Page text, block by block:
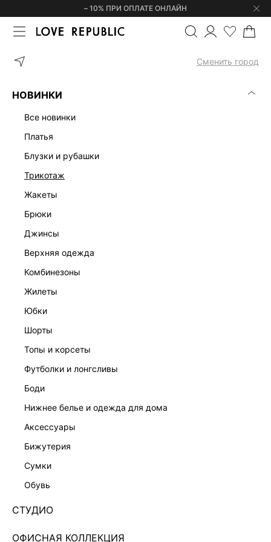
– 10% ПРИ ОПЛАТЕ ОНЛАЙН
Сменить город
НОВИНКИ
все новинки
платья
блузки и рубашки
трикотаж
жакеты
брюки
джинсы
верхняя одежда
комбинезоны
жилеты
юбки
шорты
топы и корсеты
футболки и лонгсливы
боди
нижнее белье и одежда для дома
аксессуары
бижутерия
сумки
обувь
СТУДИО
ОФИСНАЯ КОЛЛЕКЦИЯ
ГЛАВНАЯ ТРИКОТАЖНЫЕ БРЮКИ С
5254311704-50